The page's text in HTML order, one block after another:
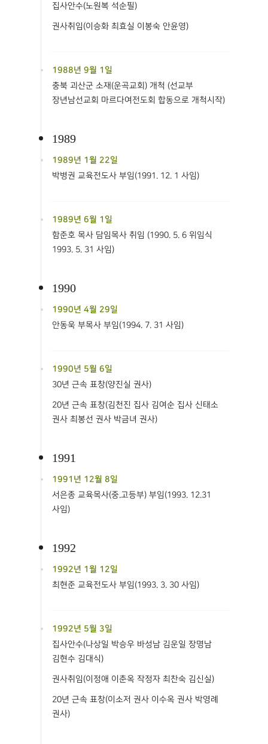
집사안수(노원복 석순필)
권사취임(이승화 최효실 이봉숙 안윤영)
1988년 9월 1일
충북 괴산군 소재(운곡교회) 개척 (선교부
장년남선교회 마르다여전도회 합동으로 개척시작)
1989
1989년 1월 22일
박병권 교육전도사 부임(1991. 12. 1 사임)
1989년 6월 1일
함준호 목사 담임목사 취임 (1990. 5. 6 위임식
1993. 5. 31 사임)
1990
1990년 4월 29일
안동욱 부목사 부임(1994. 7. 31 사임)
1990년 5월 6일
30년 근속 표창(양진실 권사)
20년 근속 표창(김천진 집사 김여순 집사 신태소
권사 최봉선 권사 박금녀 권사)
1991
1991년 12월 8일
서은종 교육목사(중.고등부) 부임(1993. 12.31
사임)
1992
1992년 1월 12일
최현준 교육전도사 부임(1993. 3. 30 사임)
1992년 5월 3일
집사안수(나상일 박승우 바성남 김운일 장명남
김현수 김대식)
권사취임(이정애 이춘옥 작정자 최찬숙 김신실)
20년 근속 표창(이소저 권사 이수옥 권사 박영례
권사)